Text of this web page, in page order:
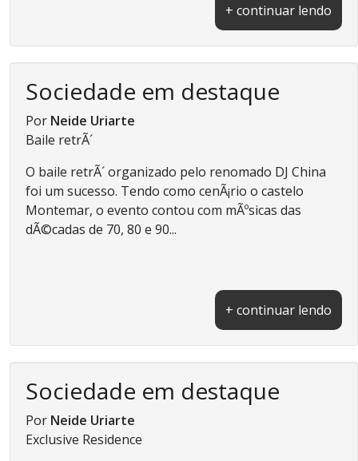
+ continuar lendo
Sociedade em destaque
Por Neide Uriarte
Baile retrÃ´
O baile retrÃ´ organizado pelo renomado DJ China
foi um sucesso. Tendo como cenÃ¡rio o castelo
Montemar, o evento contou com mÃºsicas das
dÃ©cadas de 70, 80 e 90...
+ continuar lendo
Sociedade em destaque
Por Neide Uriarte
Exclusive Residence